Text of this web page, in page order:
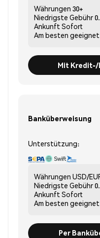
Währungen 30+
Niedrigste Gebühr
Ankunft Sofort
Am besten
Mit
Banküberweisung
Unterstützung:
Währungen USD/
Niedrigste Gebühr
Ankunft Sofort
Am besten
Per